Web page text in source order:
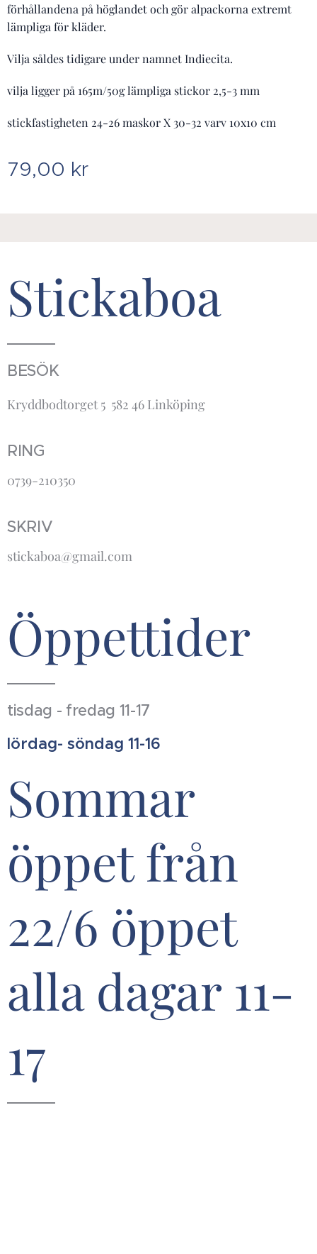
förhållandena på höglandet och gör alpackorna extremt
lämpliga för kläder.
Vilja såldes tidigare under namnet Indiecita.
vilja ligger på 165m/50g lämpliga stickor 2,5-3 mm
stickfastigheten 24-26 maskor X 30-32 varv 10x10 cm
79,00 kr
Stickaboa
BESÖK
Kryddbodtorget 5 582 46 Linköping
RING
0739-210350
SKRIV
stickaboa@gmail.com
Öppettider
tisdag - fredag 11-17
lördag- söndag 11-16
Sommar
öppet från
22/6 öppet
alla dagar 11-
17